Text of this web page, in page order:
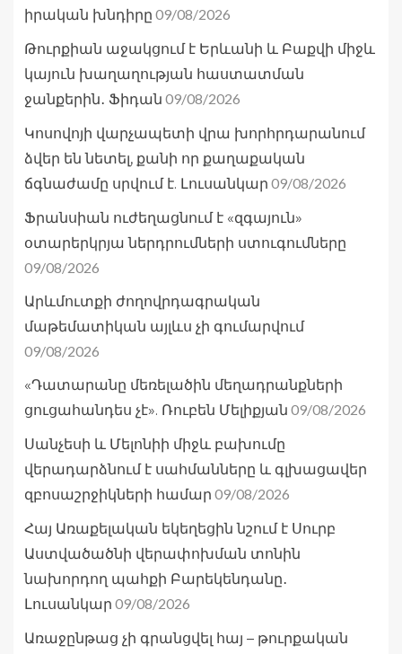
իրական խնդիրը 09/08/2026
Թուրքիան աջակցում է Երևանի և Բաքվի միջև
կայուն խաղաղության հաստատման
ջանքերին․ Ֆիդան 09/08/2026
Կոսովոյի վարչապետի վրա խորհրդարանում
ձվեր են նետել, քանի որ քաղաքական
ճգնաժամը սրվում է. Լուսանկար 09/08/2026
Ֆրանսիան ուժեղացնում է «զգայուն»
օտարերկրյա ներդրումների ստուգումները
09/08/2026
Արևմուտքի ժողովրդագրական
մաթեմատիկան այլևս չի գումարվում
09/08/2026
«Դատարանը մեռելածին մեղադրանքների
ցուցահանդես չէ». Ռուբեն Մելիքյան 09/08/2026
Սանչեսի և Մելոնիի միջև բախումը
վերադարձնում է սահմանները և գլխացավեր
զբոսաշրջիկների համար 09/08/2026
Հայ Առաքելական եկեղեցին նշում է Սուրբ
Աստվածածնի վերափոխման տոնին
նախորդող պահքի Բարեկենդանը․
Լուսանկար 09/08/2026
Առաջընթաց չի գրանցվել հայ – թուրքական